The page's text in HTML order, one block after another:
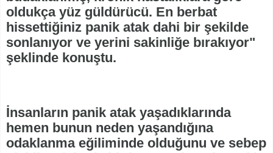
oldukça yüz güldürücü. En berbat
hissettiğiniz panik atak dahi bir şekilde
sonlanıyor ve yerini sakinliğe bırakıyor"
şeklinde konuştu.
İnsanların panik atak yaşadıklarında
hemen bunun neden yaşandığına
odaklanma eğiliminde olduğunu ve sebep